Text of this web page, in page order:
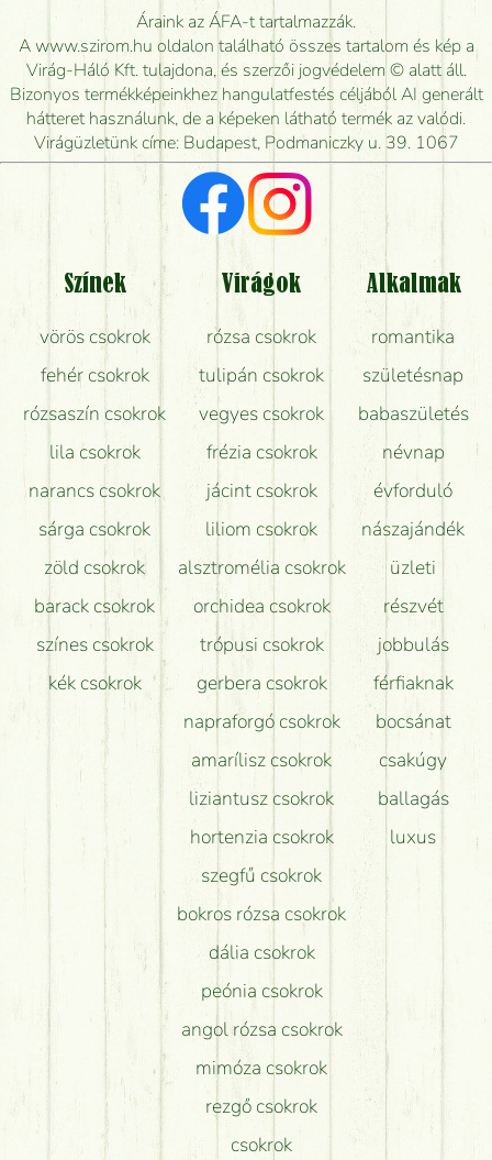
Meddig rendelhetek virágküldést úgy, hogy még ma
kiszállítsák?
Mennyire gyorsan tudják elkészíteni a csokrot, és
mikor tudják leghamarabb kiszállítani?
Vörös rózsát keresek, van önöknél?
Milyen visszajelzést kapok a virágküldésről?
Tényleg azt kapom, ami a képen van?
Mit kell tudni a virágcsokrok szállításáról?
Hogy marad a lehető legtovább friss a csokor?
Tudok adventi koszorút vásárolni boltban?
Áraink az ÁFA-t tartalmazzák.
A www.szirom.hu oldalon található összes tartalom és kép a
Virág-Háló Kft. tulajdona, és szerzői jogvédelem © alatt áll.
Bizonyos termékképeinkhez hangulatfestés céljából AI generált
hátteret használunk, de a képeken látható termék az valódi.
Virágüzletünk címe: Budapest, Podmaniczky u. 39. 1067
Színek
vörös csokrok
fehér csokrok
rózsaszín csokrok
lila csokrok
narancs csokrok
sárga csokrok
zöld csokrok
barack csokrok
színes csokrok
kék csokrok
Virágok
rózsa csokrok
tulipán csokrok
vegyes csokrok
frézia csokrok
jácint csokrok
liliom csokrok
alsztromélia csokrok
orchidea csokrok
trópusi csokrok
gerbera csokrok
napraforgó csokrok
amarílisz csokrok
liziantusz csokrok
hortenzia csokrok
szegfű csokrok
bokros rózsa csokrok
dália csokrok
peónia csokrok
angol rózsa csokrok
mimóza csokrok
rezgő csokrok
csokrok
Alkalmak
romantika
születésnap
babaszületés
névnap
évforduló
nászajándék
üzleti
részvét
jobbulás
férfiaknak
bocsánat
csakúgy
ballagás
luxus